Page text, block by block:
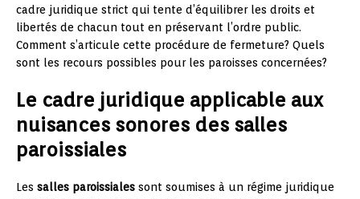
cadre juridique strict qui tente d’équilibrer les droits et
libertés de chacun tout en préservant l’ordre public.
Comment s’articule cette procédure de fermeture? Quels
sont les recours possibles pour les paroisses concernées?
Le cadre juridique applicable aux
nuisances sonores des salles
paroissiales
Les salles paroissiales sont soumises à un régime juridique